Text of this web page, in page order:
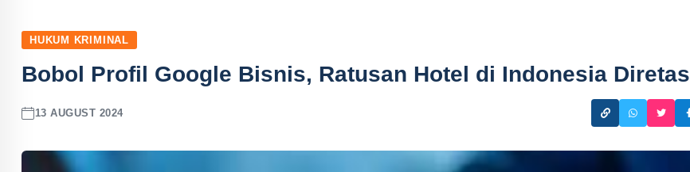
HUKUM KRIMINAL
Bobol Profil Google Bisnis, Ratusan Hotel di Indonesia Diretas
13 AUGUST 2024